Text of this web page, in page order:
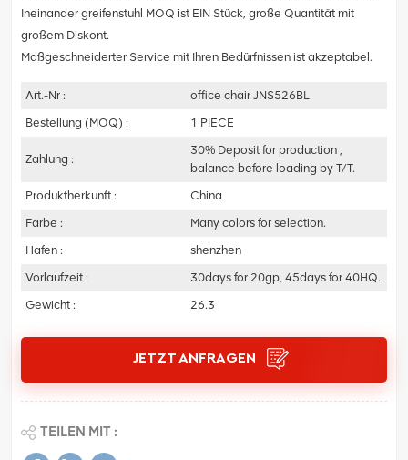
Ineinander greifenstuhl MOQ ist EIN Stück, große Quantität mit
großem Diskont.
Maßgeschneiderter Service mit Ihren Bedürfnissen ist akzeptabel.
Art.-Nr :
office chair JNS526BL
Bestellung (MOQ) :
1 PIECE
Zahlung :
30% Deposit for production ,
balance before loading by T/T.
Produktherkunft :
China
Farbe :
Many colors for selection.
Hafen :
shenzhen
Vorlaufzeit :
30days for 20gp, 45days for 40HQ.
Gewicht :
26.3
JETZT ANFRAGEN
TEILEN MIT :